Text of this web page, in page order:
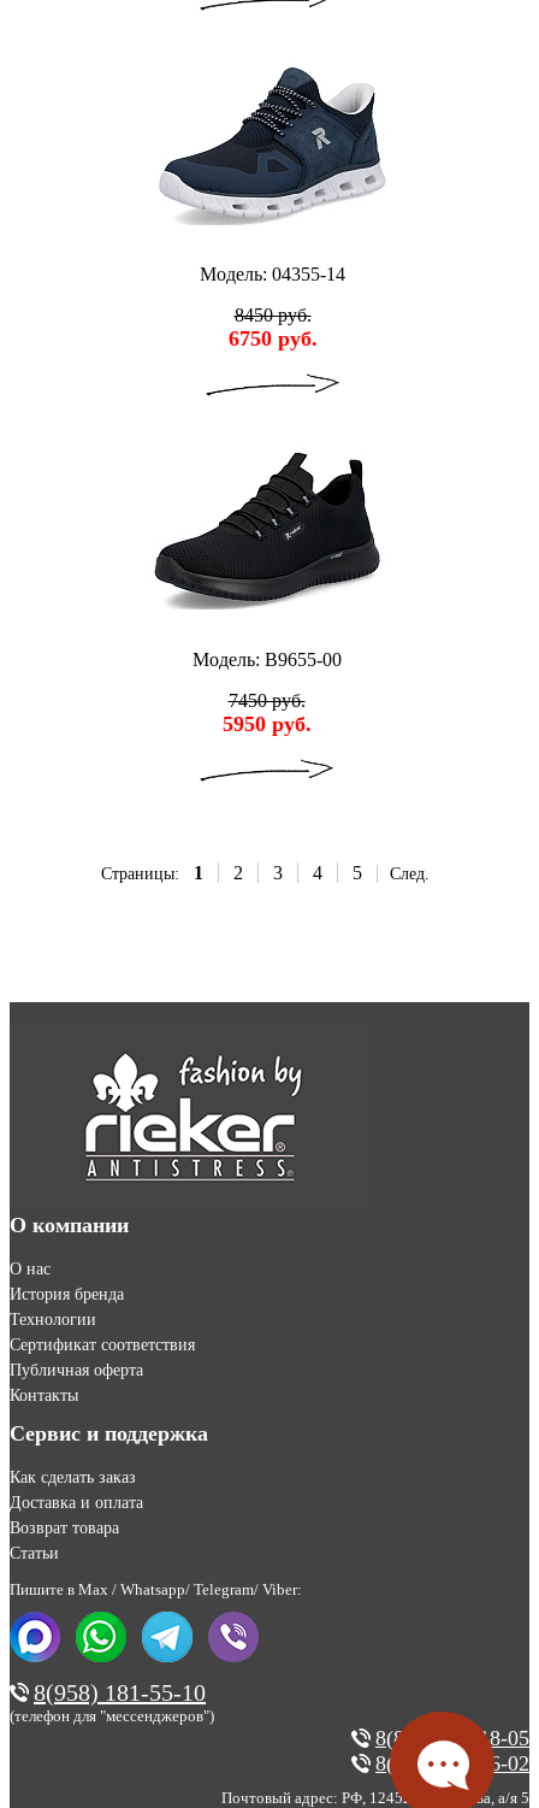
Модель: 04355-14
8450 руб.
6750 руб.
Модель: B9655-00
7450 руб.
5950 руб.
Страницы: 1 2 3 4 5 След.
О компании
О нас
История бренда
Технологии
Сертификат соответствия
Публичная оферта
Контакты
Сервис и поддержка
Как сделать заказ
Доставка и оплата
Возврат товара
Статьи
Пишите в Max / Whatsapp/ Telegram/ Viber:
8(958) 181-55-10
(телефон для "мессенджеров")
8(800) 200-18-05
8(495) 123-46-02
Почтовый адрес: РФ, 124527, г. Москва, а/я 5